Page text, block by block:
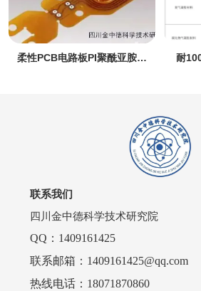
耐1000度石墨烯气凝胶材料
联系我们
四川金中德科学技术研究院
QQ：1409161425
联系邮箱：1409161425@qq.com
热线电话：18071870860